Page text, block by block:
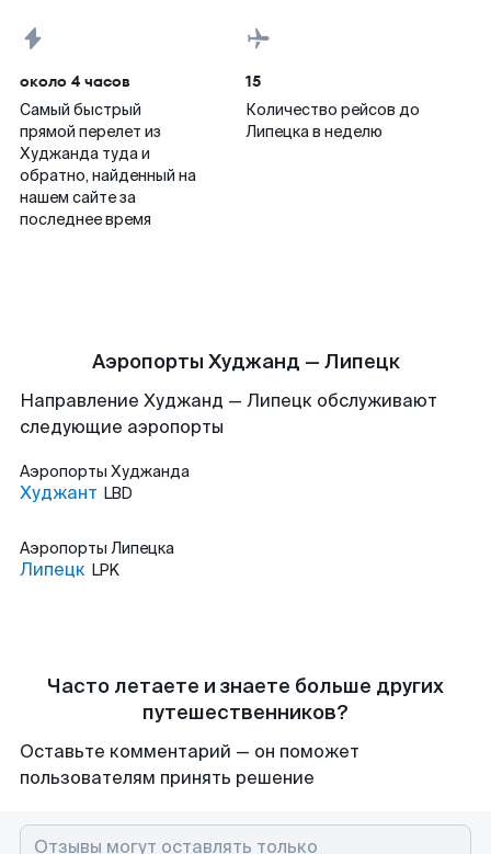
около 4 часов
Самый быстрый
прямой перелет из
Худжанда туда и
обратно, найденный на
нашем сайте за
последнее время
15
Количество рейсов до
Липецка в неделю
Аэропорты Худжанд — Липецк
Направление Худжанд — Липецк обслуживают
следующие аэропорты
Аэропорты Худжанда
Худжант LBD
Аэропорты Липецка
Липецк LPK
Часто летаете и знаете больше других
путешественников?
Оставьте комментарий — он поможет
пользователям принять решение